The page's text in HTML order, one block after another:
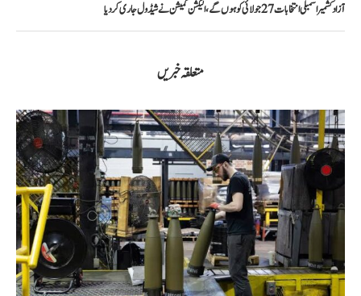
آزاد کشمیر اسمبلی انتخابات 27 جولائی کو ہوں گے، الیکشن کمیشن نے شیڈول جاری کر دیا
متعلقہ خبریں